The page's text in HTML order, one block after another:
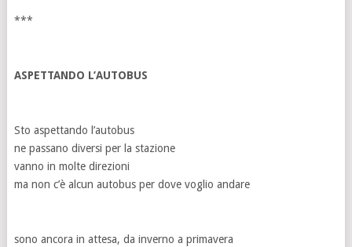
***
ASPETTANDO L’AUTOBUS
Sto aspettando l’autobus
ne passano diversi per la stazione
vanno in molte direzioni
ma non c’è alcun autobus per dove voglio andare
sono ancora in attesa, da inverno a primavera